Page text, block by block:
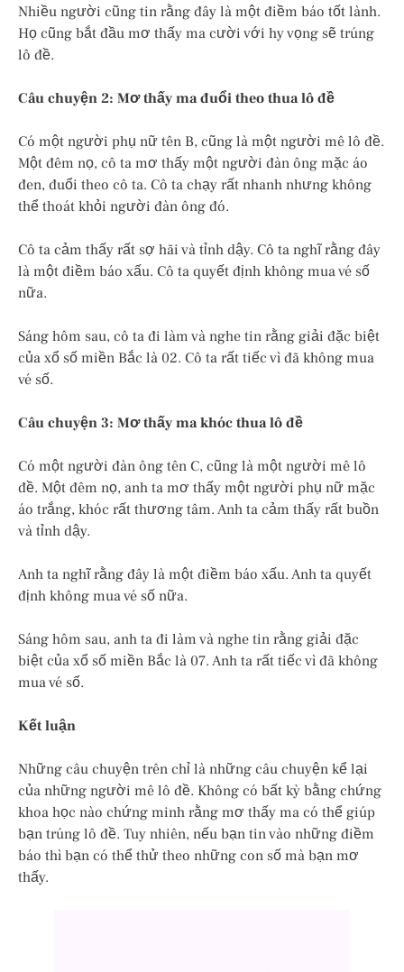
Nhiều người cũng tin rằng đây là một điềm báo tốt lành.
Họ cũng bắt đầu mơ thấy ma cười với hy vọng sẽ trúng
lô đề.
Câu chuyện 2: Mơ thấy ma đuổi theo thua lô đề
Có một người phụ nữ tên B, cũng là một người mê lô đề.
Một đêm nọ, cô ta mơ thấy một người đàn ông mặc áo
đen, đuổi theo cô ta. Cô ta chạy rất nhanh nhưng không
thể thoát khỏi người đàn ông đó.
Cô ta cảm thấy rất sợ hãi và tỉnh dậy. Cô ta nghĩ rằng đây
là một điềm báo xấu. Cô ta quyết định không mua vé số
nữa.
Sáng hôm sau, cô ta đi làm và nghe tin rằng giải đặc biệt
của xổ số miền Bắc là 02. Cô ta rất tiếc vì đã không mua
vé số.
Câu chuyện 3: Mơ thấy ma khóc thua lô đề
Có một người đàn ông tên C, cũng là một người mê lô
đề. Một đêm nọ, anh ta mơ thấy một người phụ nữ mặc
áo trắng, khóc rất thương tâm. Anh ta cảm thấy rất buồn
và tỉnh dậy.
Anh ta nghĩ rằng đây là một điềm báo xấu. Anh ta quyết
định không mua vé số nữa.
Sáng hôm sau, anh ta đi làm và nghe tin rằng giải đặc
biệt của xổ số miền Bắc là 07. Anh ta rất tiếc vì đã không
mua vé số.
Kết luận
Những câu chuyện trên chỉ là những câu chuyện kể lại
của những người mê lô đề. Không có bất kỳ bằng chứng
khoa học nào chứng minh rằng mơ thấy ma có thể giúp
bạn trúng lô đề. Tuy nhiên, nếu bạn tin vào những điềm
báo thì bạn có thể thử theo những con số mà bạn mơ
thấy.